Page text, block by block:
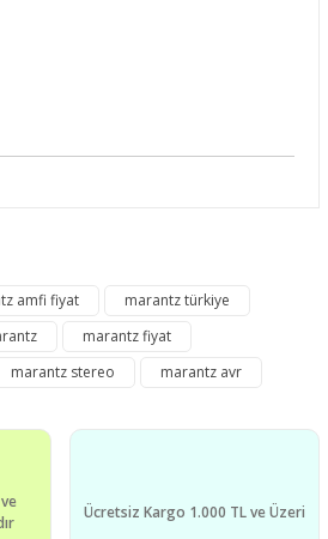
noktaları öneri formunu
teşekkür ederiz.
bozuk veya görüntülenemiyor.
bulunuyor.
alternatifler olmalı.
amfi fiyat
marantz türkiye
marantz fiyat
marantz stereo marantz avr
Ücretsiz Kargo 1.000 TL ve Üzeri